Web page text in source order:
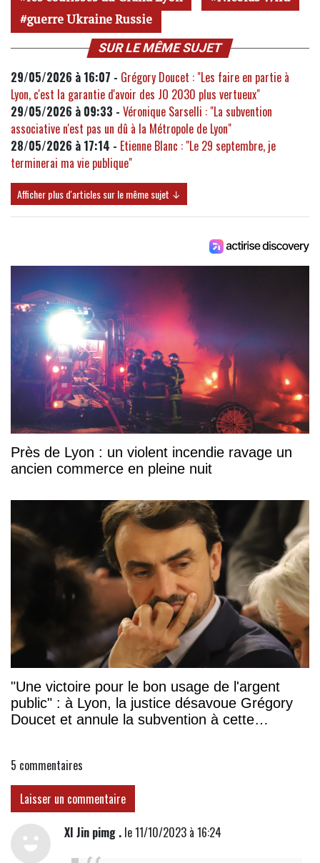
guerre Ukraine Russie
SUR LE MÊME SUJET
29/05/2026 à 16:07 - Grégory Doucet : "Les faire en partie à
Lyon, c'est la garantie d'avoir des JO 2030 plus vertueux"
29/05/2026 à 09:33 - Véronique Sarselli : "La subvention
associative n'est pas un dû à la Métropole de Lyon"
28/05/2026 à 17:14 - Etienne Blanc : "Le 29 septembre, je
terminerai ma vie publique"
Afficher plus d'articles sur le même sujet ↓
Près de Lyon : un violent incendie ravage un
ancien commerce en pleine nuit
"Une victoire pour le bon usage de l'argent
public" : à Lyon, la justice désavoue Grégory
Doucet et annule la subvention à cette
5 commentaires
Laisser un commentaire
XI Jin pimg .le 11/10/2023 à 16:24